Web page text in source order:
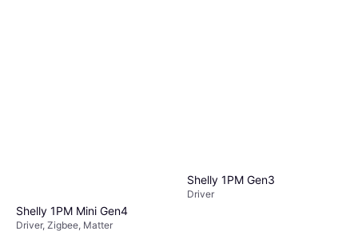
Shelly 1PM Mini Gen4
Driver, Zigbee, Matter
Shelly 1PM Gen3
Driver